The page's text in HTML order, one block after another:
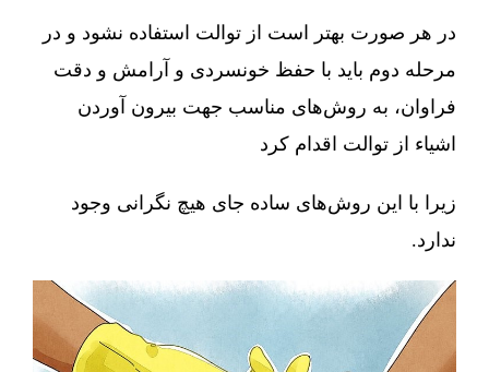
در هر صورت بهتر است از توالت استفاده نشود و در
مرحله دوم باید با حفظ خونسردی و آرامش و دقت
فراوان، به روش‌های مناسب جهت بیرون آوردن
اشیاء از توالت اقدام کرد
زیرا با این روش‌های ساده جای هیچ نگرانی وجود
ندارد.